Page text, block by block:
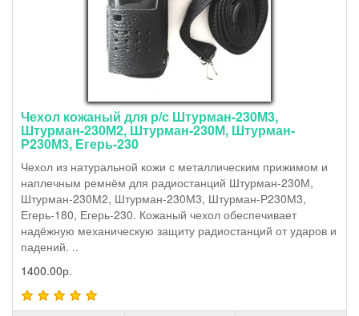
Чехол кожаный для р/с Штурман-230М3,
Штурман-230М2, Штурман-230М, Штурман-
Р230М3, Егерь-230
Чехол из натуральной кожи с металлическим прижимом и
наплечным ремнём для радиостанций Штурман-230М,
Штурман-230М2, Штурман-230М3, Штурман-Р230М3,
Егерь-180, Егерь-230. Кожаный чехол обеспечивает
надёжную механическую защиту радиостанций от ударов и
падений. ..
1400.00р.